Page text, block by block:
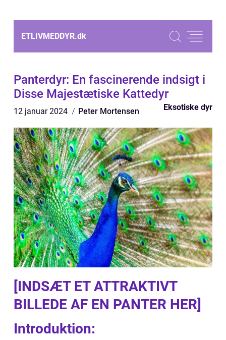
ETLIVMEDDYR.dk
Panterdyr: En fascinerende indsigt i
Disse Majestætiske Kattedyr
12 januar 2024 Peter Mortensen Eksotiske dyr
[INDSÆT ET ATTRAKTIVT
BILLEDE AF EN PANTER HER]
Introduktion: